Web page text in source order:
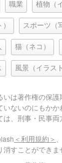
職業 植物（
スポーツ（
猫（ネコ）
風景（イラス
は著作権の保
ないのにも
、刑事・民事両
＜利用規約＞
すことができま